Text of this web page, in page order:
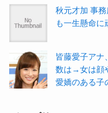
秋元才加 事
も一生懸命に
皆藤愛子アナ
数は→女は顔
愛嬌のある子